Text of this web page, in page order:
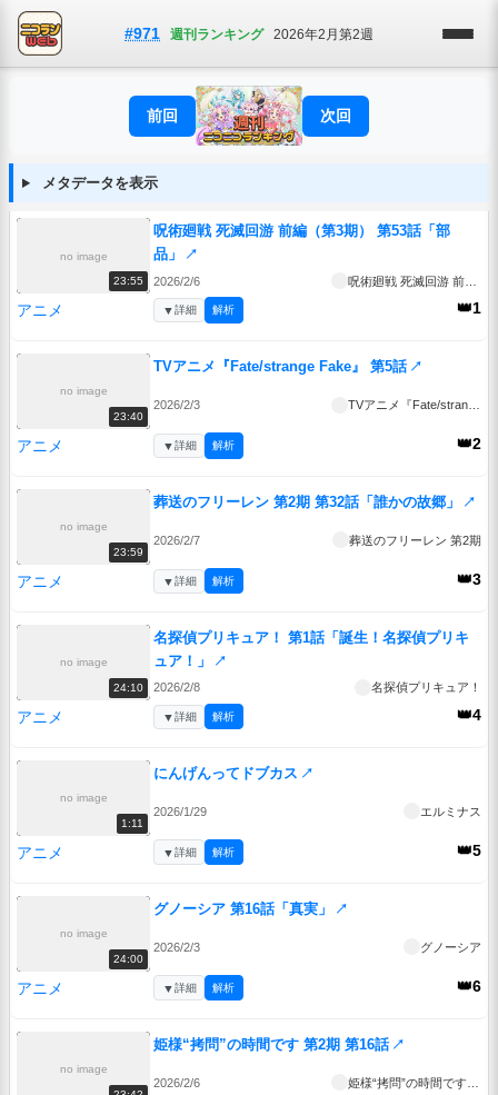
#971 週刊ランキング 2026年2月第2週
前回 次回
メタデータを表示
no image
23:55
呪術廻戦 死滅回游 前編（第3期） 第53話「部
品」
↗
2026/2/6
アニメ 👑1
▼詳細 解析
no image
23:40
TVアニメ『Fate/strange Fake』 第5話 ↗
2026/2/3
アニメ 👑2
▼詳細 解析
no image
23:59
葬送のフリーレン 第2期 第32話「誰かの故郷」 ↗
2026/2/7 葬送のフリーレン 第2期
アニメ 👑3
▼詳細 解析
no image
24:10
名探偵プリキュア！ 第1話「誕生！名探偵プリキ
ュア！」
↗
2026/2/8 名探偵プリキュア！
アニメ 👑4
▼詳細 解析
no image
1:11
にんげんってドブカス ↗
2026/1/29 エルミナス
アニメ 👑5
▼詳細 解析
no image
24:00
グノーシア 第16話「真実」 ↗
2026/2/3 グノーシア
アニメ 👑6
▼詳細 解析
no image
姫様“拷問”の時間です 第2期 第16話 ↗
2026/2/6